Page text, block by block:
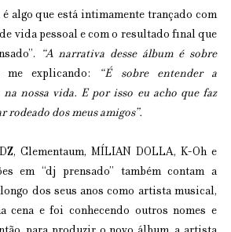
algo que está intimamente trançado com
vida pessoal e com o resultado final que
“A narrativa desse álbum é sobre
me explicando:
“É sobre entender a
na nossa vida. E por isso eu acho que faz
rodeado dos meus amigos”.
Clementaum, MÍLIAN DOLLA, K-Oh e
em “dj prensado” também contam a
dos seus anos como artista musical,
cena e foi conhecendo outros nomes e